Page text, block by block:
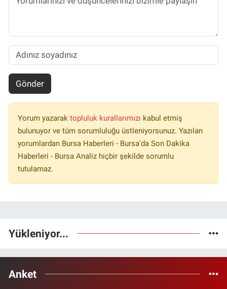
Gönder
Yorum yazarak topluluk kurallarımızı kabul etmiş
bulunuyor ve tüm sorumluluğu üstleniyorsunuz. Yazılan
yorumlardan Bursa Haberleri - Bursa'da Son Dakika
Haberleri - Bursa Analiz hiçbir şekilde sorumlu
tutulamaz.
Yükleniyor...
Anket